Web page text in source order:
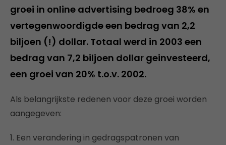
groei in online advertising bedroeg 38% en
vertegenwoordigde een bedrag van 2,2
biljoen (!) dollar. Totaal werd in 2003 een
bedrag van 7,2 biljoen dollar geinvesteerd,
een groei van 20% t.o.v. 2002.
Als belangrijkste redenen voor deze groei worden
aangegeven:
1. Een verandering in gedragspatronen van